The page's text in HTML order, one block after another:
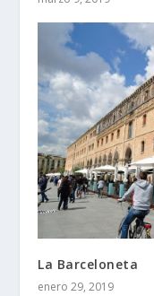
La Barceloneta
enero 29, 2019